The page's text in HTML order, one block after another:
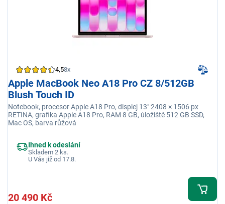
4,58x
Apple MacBook Neo A18 Pro CZ 8/512GB
Blush Touch ID
Notebook, procesor Apple A18 Pro, displej 13" 2408 × 1506 px
RETINA, grafika Apple A18 Pro, RAM 8 GB, úložiště 512 GB SSD,
Mac OS, barva růžová
Ihned k odeslání
Skladem 2 ks.
U Vás již od 17.8.
20 490 Kč